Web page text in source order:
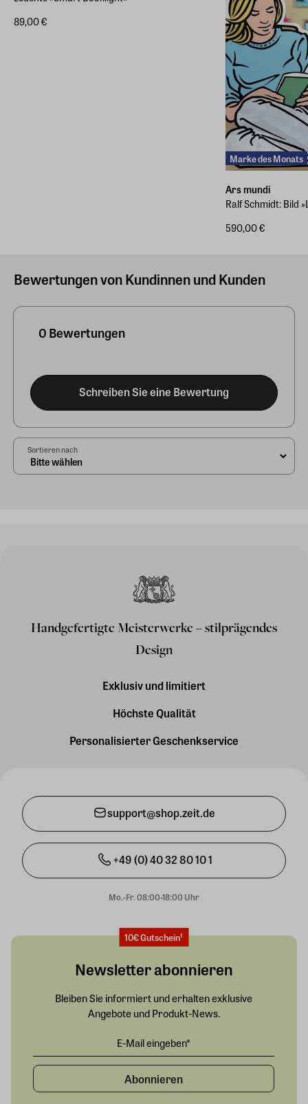
89,00 €
Marke des Monats
Ars mundi
Ralf Schmidt: Bild
590,00 €
Bewertungen von Kundinnen und Kunden
0 Bewertungen
Schreiben Sie eine Bewertung
Sortieren nach
Handgefertigte Meisterwerke – stilprägendes
Design
Exklusiv und limitiert
Höchste Qualität
Personalisierter Geschenkservice
support@shop.zeit.de
+49 (0) 40 32 80 10 1
Mo.-Fr. 08:00-18:00 Uhr
10€ Gutschein¹
Newsletter abonnieren
Bleiben Sie informiert und erhalten exklusive
Angebote und Produkt-News.
Abonnieren